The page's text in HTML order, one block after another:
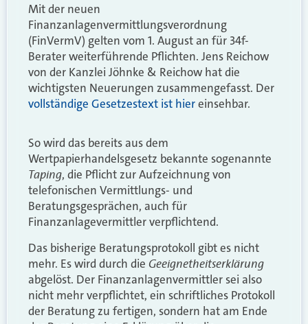
Mit der neuen
Finanzanlagenvermittlungsverordnung
(FinVermV) gelten vom 1. August an für 34f-
Berater weiterführende Pflichten. Jens Reichow
von der Kanzlei Jöhnke & Reichow hat die
wichtigsten Neuerungen zusammengefasst. Der
vollständige Gesetzestext ist hiereinsehbar.
So wird das bereits aus dem
Wertpapierhandelsgesetz bekannte sogenannte
Taping, die Pflicht zur Aufzeichnung von
telefonischen Vermittlungs- und
Beratungsgesprächen, auch für
Finanzanlagevermittler verpflichtend.
Das bisherige Beratungsprotokoll gibt es nicht
mehr. Es wird durch die Geeignetheitserklärung
abgelöst. Der Finanzanlagenvermittler sei also
nicht mehr verpflichtet, ein schriftliches Protokoll
der Beratung zu fertigen, sondern hat am Ende